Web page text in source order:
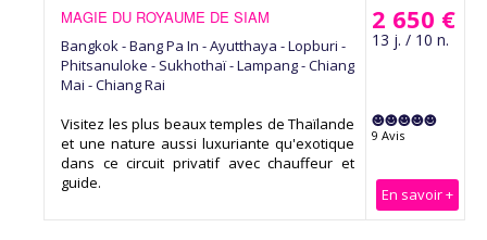
2 650 €
13 j. / 10 n.
9 Avis
En savoir +
MAGIE DU ROYAUME DE SIAM
Bangkok - Bang Pa In - Ayutthaya - Lopburi -
Phitsanuloke - Sukhothaï - Lampang - Chiang
Mai - Chiang Rai
Visitez les plus beaux temples de Thaïlande
et une nature aussi luxuriante qu'exotique
dans ce circuit privatif avec chauffeur et
guide.